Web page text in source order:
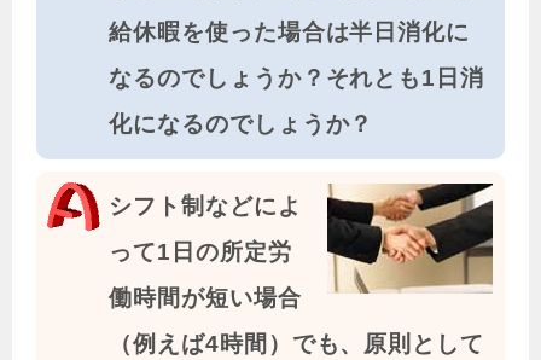
給休暇を使った場合は半日消化に
なるのでしょうか？それとも1日消
化になるのでしょうか？
シフト制などによ
って1日の所定労
働時間が短い場合
（例えば4時間）でも、原則として